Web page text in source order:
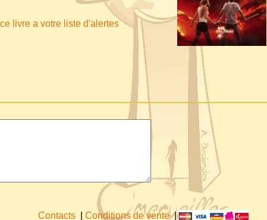
livre a votre liste d'alertes
Contacts |Conditions de vente|